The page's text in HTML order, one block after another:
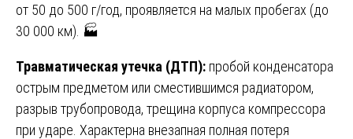
от 50 до 500 г/год, проявляется на малых пробегах (до
30 000 км). 🏭
Травматическая утечка (ДТП): пробой конденсатора
острым предметом или сместившимся радиатором,
разрыв трубопровода, трещина корпуса компрессора
при ударе. Характерна внезапная полная потеря